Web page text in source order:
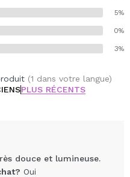
5%
0%
3%
(1 dans votre langue)
PLUS RÉCENTS
douce et lumineuse.
Oui